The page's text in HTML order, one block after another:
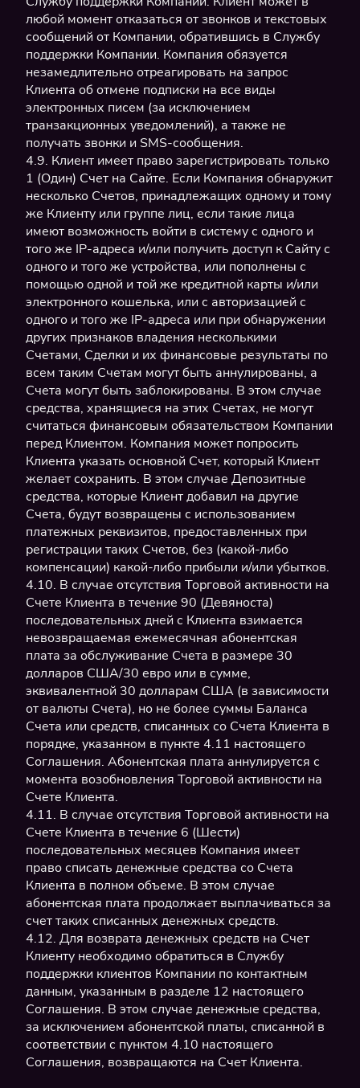
любой момент отказаться от звонков и текстовых
сообщений от Компании, обратившись в Службу
поддержки Компании. Компания обязуется
незамедлительно отреагировать на запрос
Клиента об отмене подписки на все виды
электронных писем (за исключением
транзакционных уведомлений), а также не
получать звонки и SMS-сообщения.
4.9. Клиент имеет право зарегистрировать только
1 (Один) Счет на Сайте. Если Компания обнаружит
несколько Счетов, принадлежащих одному и тому
же Клиенту или группе лиц, если такие лица
имеют возможность войти в систему с одного и
того же IP-адреса и/или получить доступ к Сайту с
одного и того же устройства, или пополнены с
помощью одной и той же кредитной карты и/или
электронного кошелька, или с авторизацией с
одного и того же IP-адреса или при обнаружении
других признаков владения несколькими
Счетами, Сделки и их финансовые результаты по
всем таким Счетам могут быть аннулированы, а
Счета могут быть заблокированы. В этом случае
средства, хранящиеся на этих Счетах, не могут
считаться финансовым обязательством Компании
перед Клиентом. Компания может попросить
Клиента указать основной Счет, который Клиент
желает сохранить. В этом случае Депозитные
средства, которые Клиент добавил на другие
Счета, будут возвращены с использованием
платежных реквизитов, предоставленных при
регистрации таких Счетов, без (какой-либо
компенсации) какой-либо прибыли и/или убытков.
4.10. В случае отсутствия Торговой активности на
Счете Клиента в течение 90 (Девяноста)
последовательных дней с Клиента взимается
невозвращаемая ежемесячная абонентская
плата за обслуживание Счета в размере 30
долларов США/30 евро или в сумме,
эквивалентной 30 долларам США (в зависимости
от валюты Счета), но не более суммы Баланса
Счета или средств, списанных со Счета Клиента в
порядке, указанном в пункте 4.11 настоящего
Соглашения. Абонентская плата аннулируется с
момента возобновления Торговой активности на
Счете Клиента.
4.11. В случае отсутствия Торговой активности на
Счете Клиента в течение 6 (Шести)
последовательных месяцев Компания имеет
право списать денежные средства со Счета
Клиента в полном объеме. В этом случае
абонентская плата продолжает выплачиваться за
счет таких списанных денежных средств.
4.12. Для возврата денежных средств на Счет
Клиенту необходимо обратиться в Службу
поддержки клиентов Компании по контактным
данным, указанным в разделе 12 настоящего
Соглашения. В этом случае денежные средства,
за исключением абонентской платы, списанной в
соответствии с пунктом 4.10 настоящего
Соглашения, возвращаются на Счет Клиента.